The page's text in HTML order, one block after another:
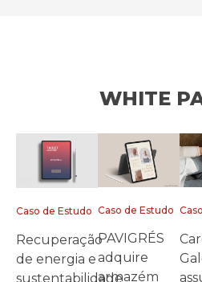
WHITE
Caso de Estudo
Recuperação
de energia e
sustentabilidade
Caso de Estudo
PAVIGRÉS
adquire
armazém